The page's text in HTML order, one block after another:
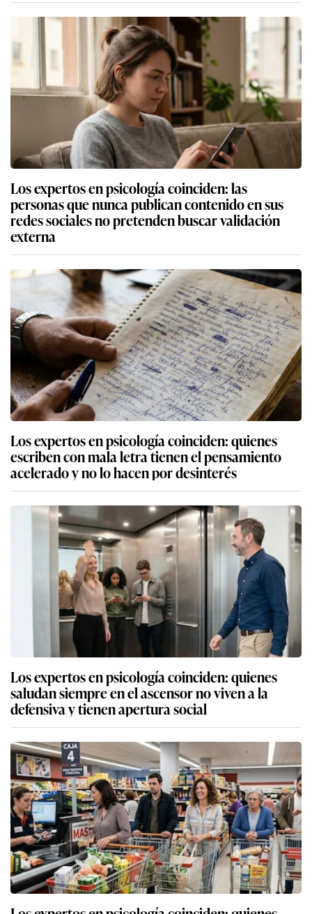
Los expertos en psicología coinciden: las
personas que nunca publican contenido en sus
redes sociales no pretenden buscar validación
externa
Los expertos en psicología coinciden: quienes
escriben con mala letra tienen el pensamiento
acelerado y no lo hacen por desinterés
Los expertos en psicología coinciden: quienes
saludan siempre en el ascensor no viven a la
defensiva y tienen apertura social